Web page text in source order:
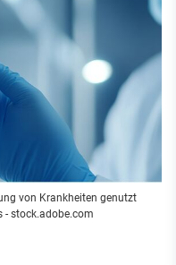
von Krankheiten genutzt
- stock.adobe.com